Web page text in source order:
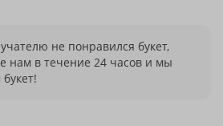
не понравился букет,
нам в течение 24 часов и мы